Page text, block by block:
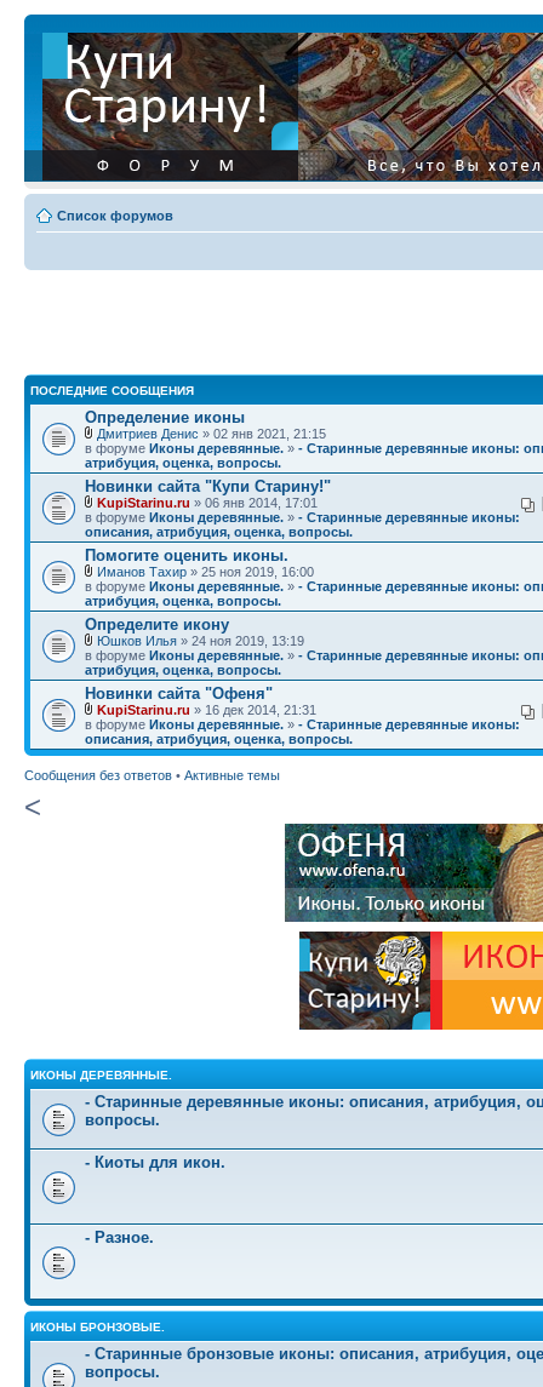
Список форумов
ПОСЛЕДНИЕ СООБЩЕНИЯ
Определение иконы
Дмитриев Денис » 02 янв 2021, 21:15
в форуме Иконы деревянные. » - Старинные деревянные иконы:
атрибуция, оценка, вопросы.
Новинки сайта "Купи Старину!"
KupiStarinu.ru » 06 янв 2014, 17:01
в форуме Иконы деревянные. » - Старинные деревянные иконы:
описания, атрибуция, оценка, вопросы.
Помогите оценить иконы.
Иманов Тахир » 25 ноя 2019, 16:00
в форуме Иконы деревянные. » - Старинные деревянные иконы:
атрибуция, оценка, вопросы.
Определите икону
Юшков Илья » 24 ноя 2019, 13:19
в форуме Иконы деревянные. » - Старинные деревянные иконы:
атрибуция, оценка, вопросы.
Новинки сайта "Офеня"
KupiStarinu.ru » 16 дек 2014, 21:31
в форуме Иконы деревянные. » - Старинные деревянные иконы:
описания, атрибуция, оценка, вопросы.
Сообщения без ответов • Активные темы
<
ИКОНЫ ДЕРЕВЯННЫЕ.
- Старинные деревянные иконы: описания, атрибуция,
вопросы.
- Киоты для икон.
- Разное.
ИКОНЫ БРОНЗОВЫЕ.
- Старинные бронзовые иконы: описания, атрибуция,
вопросы.